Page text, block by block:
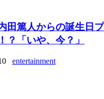
田篤人からの誕生日
？「いや、今？」
entertainment